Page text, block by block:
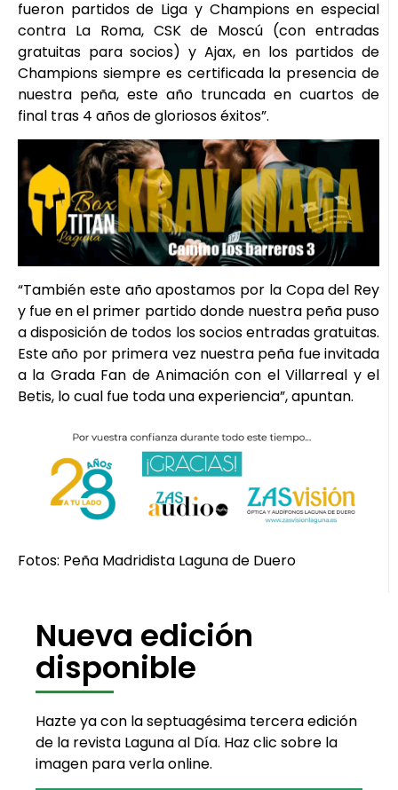
fueron partidos de Liga y Champions en especial
contra La Roma, CSK de Moscú (con entradas
gratuitas para socios) y Ajax, en los partidos de
Champions siempre es certificada la presencia de
nuestra peña, este año truncada en cuartos de
final tras 4 años de gloriosos éxitos”.
“También este año apostamos por la Copa del Rey
y fue en el primer partido donde nuestra peña puso
a disposición de todos los socios entradas gratuitas.
Este año por primera vez nuestra peña fue invitada
a la Grada Fan de Animación con el Villarreal y el
Betis, lo cual fue toda una experiencia”, apuntan.
Fotos: Peña Madridista Laguna de Duero
Nueva edición
disponible
Hazte ya con la septuagésima tercera edición
de la revista Laguna al Día. Haz clic sobre la
imagen para verla online.